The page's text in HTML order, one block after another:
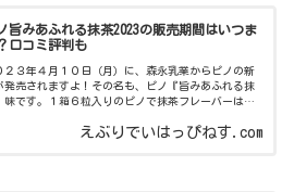
旨みあふれる抹茶2023の販売期間はいつま
口コミ評判も
２３年４月１０日（月）に、森永乳業からピノの新
発売されますよ！その名も、ピノ『旨みあふれる抹
味です。１箱６粒入りのピノで抹茶フレーバーは３
が注目していましたよ。表面をコーティ
えぶりでいはっぴねす.com